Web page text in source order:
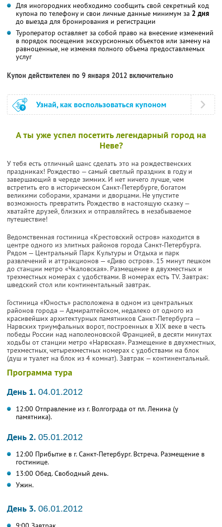
Для иногородних необходимо сообщить свой секретный код
купона по телефону и свои личные данные минимум за 2 дня
до выезда для бронирования и регистрации
Туроператор оставляет за собой право на внесение изменений
в порядок посещения экскурсионных объектов или замену на
равноценные, не изменяя полного объема предоставляемых
услуг
Купон действителен по 9 января 2012 включительно
Узнай, как воспользоваться купоном
А ты уже успел посетить легендарный город на
Неве?
У тебя есть отличный шанс сделать это на рождественских
праздниках! Рождество — самый светлый праздник в году и
завершающий в череде зимних. И нет ничего лучше, чем
встретить его в историческом Санкт-Петербурге, богатом
великими соборами, храмами и дворцами. Не упустите
возможность превратить Рождество в настоящую сказку —
хватайте друзей, близких и отправляйтесь в незабываемое
путешествие!
Ведомственная гостиница «Крестовский остров» находится в
центре одного из элитных районов города Санкт-Петербурга.
Рядом — Центральный Парк Культуры и Отдыха и парк
развлечений и аттракционов — «Диво остров». 15 минут пешком
до станции метро «Чкаловская». Размещение в двухместных и
трехместных номерах с удобствами. В номерах есть TV. Завтрак:
шведский стол или континентальный завтрак.
Гостиница «Юность» расположена в одном из центральных
районов города — Адмиралтейском, недалеко от одного из
красивейших архитектурных памятников Санкт-Петербурга —
Нарвских триумфальных ворот, построенных в XIX веке в честь
победы России над наполеоновской Францией, в десяти минутах
ходьбы от станции метро «Нарвская». Размещение в двухместных,
трехместных, четырехместных номерах с удобствами на блок
(душ и туалет на блок из 4 комнат). Завтрак — континентальный.
Программа тура
День 1. 04.01.2012
12:00 Отправление из г. Волгограда от пл. Ленина (у
памятника).
День 2. 05.01.2012
12:00 Прибытие в г. Санкт-Петербург. Встреча. Размещение в
гостинице.
13:00 Обед. Свободный день.
Ужин.
День 3. 06.01.2012